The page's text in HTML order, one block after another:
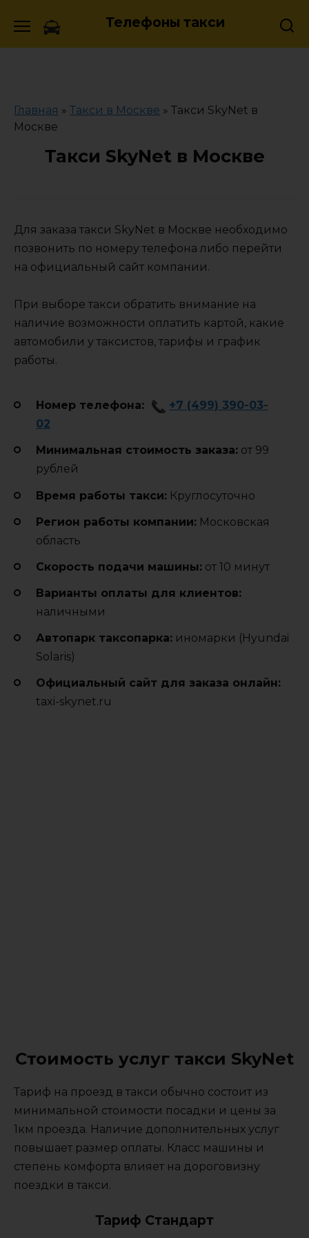
Телефоны такси
Главная » Такси в Москве » Такси SkyNet в
Москве
Такси SkyNet в Москве
Для заказа такси SkyNet в Москве необходимо
позвонить по номеру телефона либо перейти
на официальный сайт компании.
При выборе такси обратить внимание на
наличие возможности оплатить картой, какие
автомобили у таксистов, тарифы и график
работы.
Номер телефона:
+7 (499) 390-03-
02
Минимальная стоимость заказа: от 99
рублей
Время работы такси: Круглосуточно
Регион работы компании: Московская
область
Cкорость подачи машины: от 10 минут
Варианты оплаты для клиентов:
наличными
Автопарк таксопарка: иномарки (Hyundai
Solaris)
Официальный сайт для заказа онлайн:
taxi-skynet.ru
Стоимость услуг такси SkyNet
Тариф на проезд в такси обычно состоит из
минимальной стоимости посадки и цены за
1км проезда. Наличие дополнительных услуг
повышает размер оплаты. Класс машины и
степень комфорта влияет на дороговизну
поездки в такси.
Тариф Стандарт